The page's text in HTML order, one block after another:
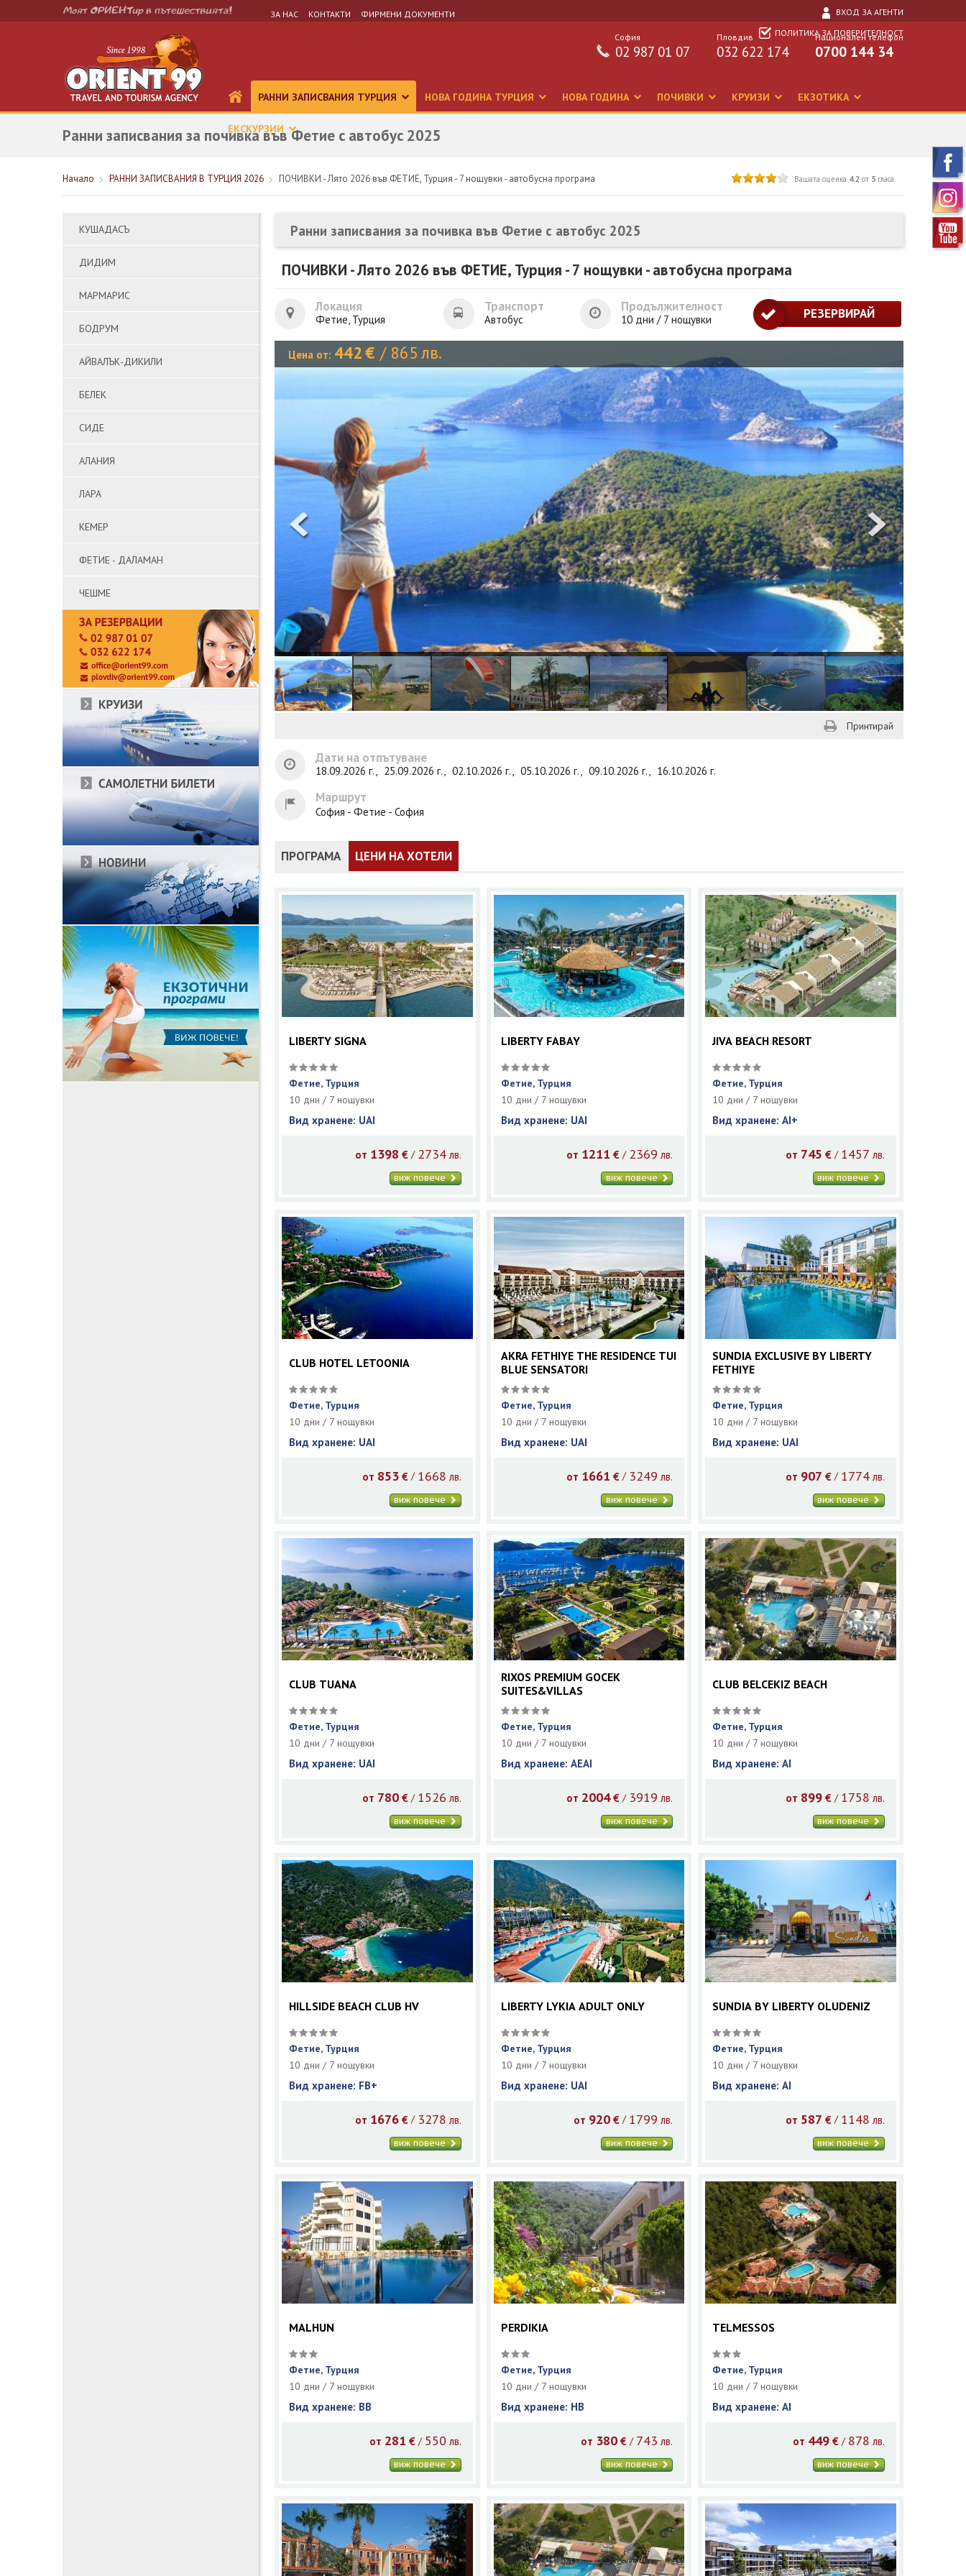
ЗА НАС КОНТАКТИ ФИРМЕНИ ДОКУМЕНТИ
ВХОД ЗА АГЕНТИ
ПОЛИТИКА ЗА ПОВЕРИТЕЛНОСТ
Национален телефон
0700 144 34
Пловдив
032 622 174
София
02 987 01 07
РАННИ ЗАПИСВАНИЯ ТУРЦИЯ НОВА ГОДИНА ТУРЦИЯ НОВА ГОДИНА ПОЧИВКИ КРУИЗИ ЕКЗОТИКА
ЕКСКУРЗИИ
Ранни записвания за почивка във Фетие с автобус 2025
Начало РАННИ ЗАПИСВАНИЯ В ТУРЦИЯ 2026 ПОЧИВКИ - Лято 2026 във ФЕТИЕ, Турция - 7 нощувки - автобусна програма Вашата оценка 4.2 от 5 гласа
КУШАДАСЪ
ДИДИМ
МАРМАРИС
БОДРУМ
АЙВАЛЪК-ДИКИЛИ
БЕЛЕК
СИДЕ
АЛАНИЯ
ЛАРА
КЕМЕР
ФЕТИЕ - ДАЛАМАН
ЧЕШМЕ
Ранни записвания за почивка във Фетие с автобус 2025
ПОЧИВКИ - Лято 2026 във ФЕТИЕ, Турция - 7 нощувки - автобусна програма
Локация
Фетие, Турция
Транспорт
Автобус
Продължителност
10 дни / 7 нощувки РЕЗЕРВИРАЙ
Цена от: 442€ / 865 лв.
Принтирай
Дати на отпътуване
18.09.2026 г., 25.09.2026 г., 02.10.2026 г., 05.10.2026 г., 09.10.2026 г., 16.10.2026 г.
Маршрут
София - Фетие - София
ПРОГРАМА ЦЕНИ НА ХОТЕЛИ
LIBERTY SIGNA
Фетие, Турция
10 дни / 7 нощувки
Вид хранене: UAI
от 1398 € / 2734 лв.
виж повече
LIBERTY FABAY
Фетие, Турция
10 дни / 7 нощувки
Вид хранене: UAI
от 1211 € / 2369 лв.
виж повече
JIVA BEACH RESORT
Фетие, Турция
10 дни / 7 нощувки
Вид хранене: AI+
от 745 € / 1457 лв.
виж повече
CLUB HOTEL LETOONIA
Фетие, Турция
10 дни / 7 нощувки
Вид хранене: UAI
от 853 € / 1668 лв.
виж повече
AKRA FETHIYE THE RESIDENCE TUI
BLUE SENSATORI
Фетие, Турция
10 дни / 7 нощувки
Вид хранене: UAI
от 1661 € / 3249 лв.
виж повече
SUNDIA EXCLUSIVE BY LIBERTY
FETHIYE
Фетие, Турция
10 дни / 7 нощувки
Вид хранене: UAI
от 907 € / 1774 лв.
виж повече
CLUB TUANA
Фетие, Турция
10 дни / 7 нощувки
Вид хранене: UAI
от 780 € / 1526 лв.
виж повече
RIXOS PREMIUM GOCEK
SUITES&VILLAS
Фетие, Турция
10 дни / 7 нощувки
Вид хранене: AEAI
от 2004 € / 3919 лв.
виж повече
CLUB BELCEKIZ BEACH
Фетие, Турция
10 дни / 7 нощувки
Вид хранене: AI
от 899 € / 1758 лв.
виж повече
HILLSIDE BEACH CLUB HV
Фетие, Турция
10 дни / 7 нощувки
Вид хранене: FB+
от 1676 € / 3278 лв.
виж повече
LIBERTY LYKIA ADULT ONLY
Фетие, Турция
10 дни / 7 нощувки
Вид хранене: UAI
от 920 € / 1799 лв.
виж повече
SUNDIA BY LIBERTY OLUDENIZ
Фетие, Турция
10 дни / 7 нощувки
Вид хранене: AI
от 587 € / 1148 лв.
виж повече
MALHUN
Фетие, Турция
10 дни / 7 нощувки
Вид хранене: BB
от 281 € / 550 лв.
виж повече
PERDIKIA
Фетие, Турция
10 дни / 7 нощувки
Вид хранене: HB
от 380 € / 743 лв.
виж повече
TELMESSOS
Фетие, Турция
10 дни / 7 нощувки
Вид хранене: AI
от 449 € / 878 лв.
виж повече